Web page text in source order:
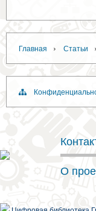
Главная › Статьи ›
О